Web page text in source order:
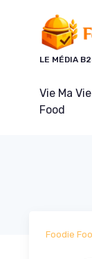
LE MÉDIA
Vie Ma
Food
Foodie